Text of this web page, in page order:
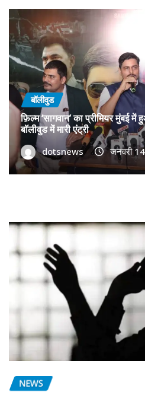
बॉलीवुड
फ़िल्म ‘सागवान’ का प्रीमियर मुंबई
बॉलीवुड में मारी एंट्री
dotsnews जनवरी
NEWS